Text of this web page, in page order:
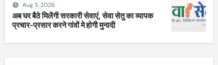
Aug 3, 2026
अब घर बैठे मिलेंगी सरकारी सेवाएं, सेवा सेतु का व्यापक
प्रचार-प्रसार करने गांवों मे होगी मुनादी